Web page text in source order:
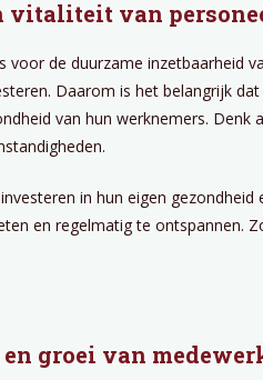
vitaliteit van
voor de duurzame inzetbaarheid
Daarom is het belangrijk
van hun werknemers. Denk
in hun eigen
en regelmatig te ontspannen.
groei van